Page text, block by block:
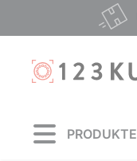
PRODUKTE